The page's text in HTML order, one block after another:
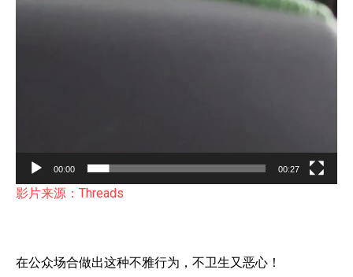
00:00 00:27
影片来源：Threads
在公众场合做出这种不雅行为，不卫生又恶心！